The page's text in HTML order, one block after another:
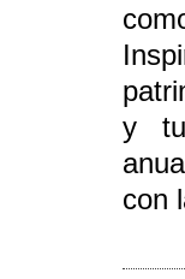
y
con